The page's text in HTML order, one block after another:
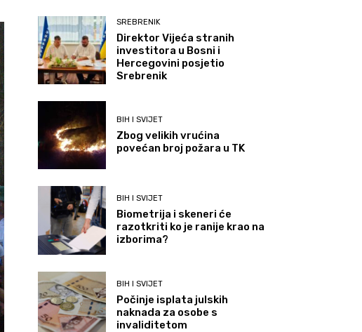
SREBRENIK
Direktor Vijeća stranih
investitora u Bosni i
Hercegovini posjetio
Srebrenik
BIH I SVIJET
Zbog velikih vrućina
povećan broj požara u TK
BIH I SVIJET
Biometrija i skeneri će
razotkriti ko je ranije krao na
izborima?
BIH I SVIJET
Počinje isplata julskih
naknada za osobe s
invaliditetom